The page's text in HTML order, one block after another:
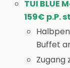
TUI BLUE
159€ p.P.
Buffet
Zugang